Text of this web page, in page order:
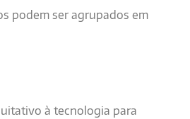
podem ser agrupados em
à tecnologia para